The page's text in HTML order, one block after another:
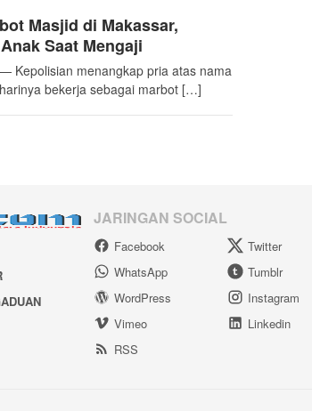
Masjid di Makassar,
Saat Mengaji
Kepolisian menangkap pria atas nama
bekerja sebagai marbot […]
JARINGAN SOCIAL
Facebook Twitter
WhatsApp
Tumblr
WordPress
Instagram
Vimeo
Linkedin
RSS